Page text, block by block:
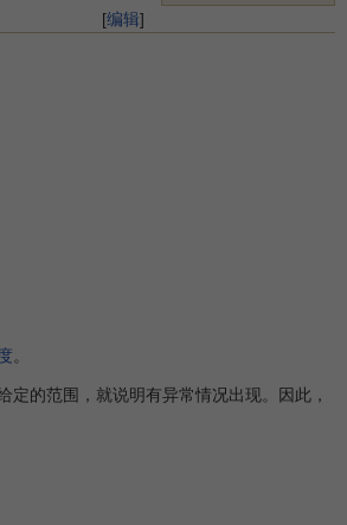
[编辑]
。
定的范围，就说明有异常情况出现。因此，